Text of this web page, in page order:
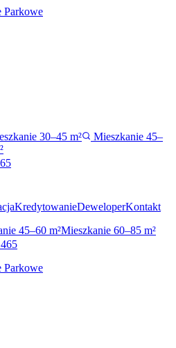
30–45 m²
Mieszkanie 45–
KredytowanieDeweloperKontakt
45–60 m²Mieszkanie 60–85 m²